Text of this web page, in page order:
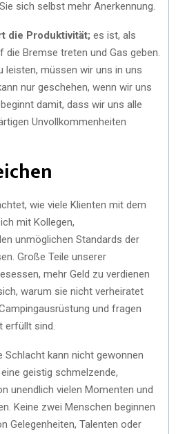
sich selbst mehr Anerkennung.
die Produktivität; es ist, als
Bremse treten und Gas geben.
leisten, müssen wir uns in uns
nur geschehen, wenn wir uns
damit, dass wir uns alle
Unvollkommenheiten
wie viele Klienten mit dem
mit Kollegen,
unmöglichen Standards der
Große Teile unserer
mehr Geld zu verdienen
warum sie nicht verheiratet
und fragen
erfüllt sind.
Schlacht kann nicht gewonnen
geistig schmelzende,
unendlich vielen Momenten und
Keine zwei Menschen beginnen
Gelegenheiten, Talenten oder